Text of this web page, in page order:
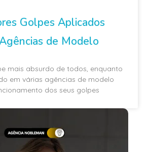
Golpes Aplicados
de Modelo
mais absurdo de todos, enquanto
em várias agências de modelo
dos seus golpes